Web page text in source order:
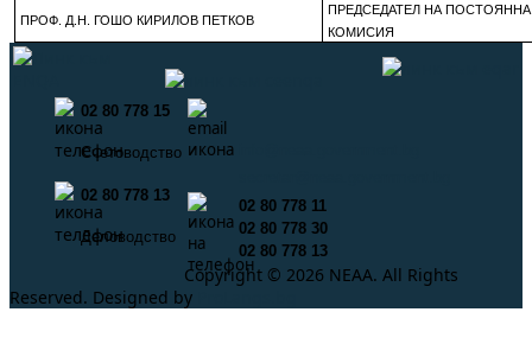
ПРОФ. Д.Н. ГОШО КИРИЛОВ ПЕТКОВ
ПРЕДСЕДАТЕЛ НА ПОСТОЯННА
КОМИСИЯ
02 80 778 15
Счетоводство
02 80 778 13
Деловодство
02 80 778 11
02 80 778 30
02 80 778 13
Copyright © 2026 NEAA. All Rights
Reserved. Designed by